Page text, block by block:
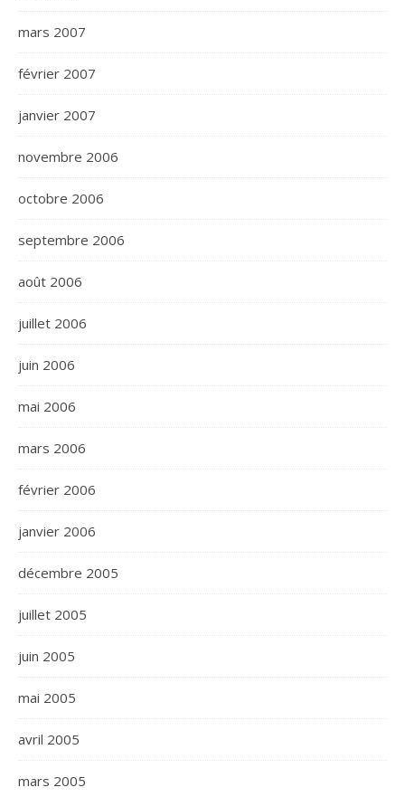
mars 2007
février 2007
janvier 2007
novembre 2006
octobre 2006
septembre 2006
août 2006
juillet 2006
juin 2006
mai 2006
mars 2006
février 2006
janvier 2006
décembre 2005
juillet 2005
juin 2005
mai 2005
avril 2005
mars 2005